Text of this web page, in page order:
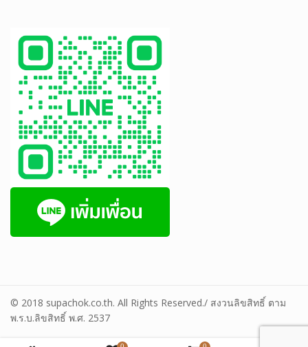
© 2018 supachok.co.th. All Rights Reserved./ สงวนลิขสิทธิ์ ตาม
พ.ร.บ.ลิขสิทธิ์ พ.ศ. 2537